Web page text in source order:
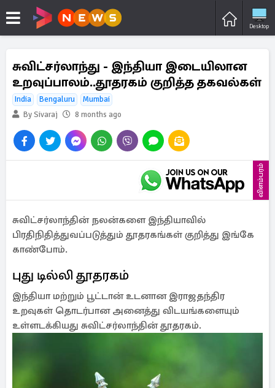
Desktop
சுவிட்சர்லாந்து - இந்தியா இடையிலான
உறவுப்பாலம்..தூதரகம் குறித்த தகவல்கள்
India Bengaluru
Mumbai
By Sivaraj
8 months ago
விளம்பரம்
சுவிட்சர்லாந்தின் நலன்களை இந்தியாவில்
பிரதிநிதித்துவப்படுத்தும் தூதரகங்கள் குறித்து இங்கே
காண்போம்.
புது டில்லி தூதரகம்
இந்தியா மற்றும் பூட்டான் உடனான இராஜதந்திர
உறவுகள் தொடர்பான அனைத்து விடயங்களையும்
உள்ளடக்கியது சுவிட்சர்லாந்தின் தூதரகம்.